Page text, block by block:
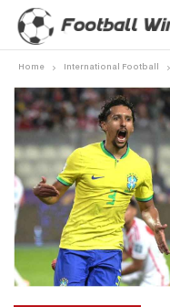
Home International Football